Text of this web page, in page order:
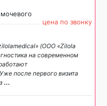
цена по звонку
(ООО «Zilola
на современном
после первого визита
...